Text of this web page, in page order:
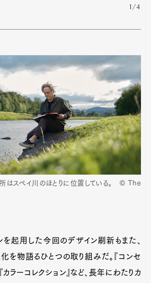
Gourmet Cars
CultureLifestyle
Magazine
Columnist
About
Contact
1/4
所はスペイ川のほとりに位置している。 © The
を起用した今回のデザイン刷新もまた、
を物語るひとつの取り組みだ。『コンセ
カラーコレクション』など、長年にわたりカ